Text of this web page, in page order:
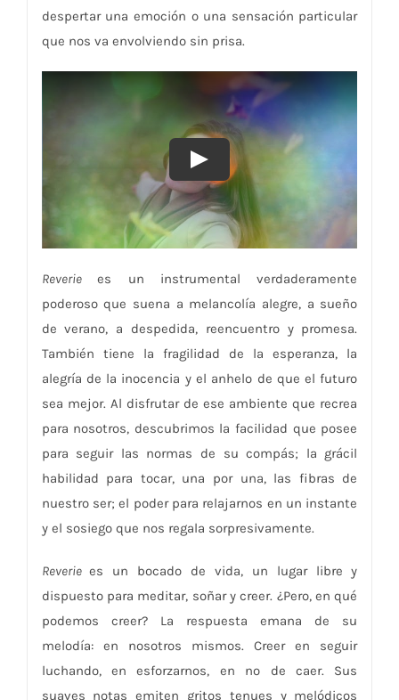
despertar una emoción o una sensación particular
que nos va envolviendo sin prisa.
Reveriees un instrumental verdaderamente
poderoso que suena a melancolía alegre, a sueño
de verano, a despedida, reencuentro y promesa.
También tiene la fragilidad de la esperanza, la
alegría de la inocencia y el anhelo de que el futuro
sea mejor. Al disfrutar de ese ambiente que recrea
para nosotros, descubrimos la facilidad que posee
para seguir las normas de su compás; la grácil
habilidad para tocar, una por una, las fibras de
nuestro ser; el poder para relajarnos en un instante
y el sosiego que nos regala sorpresivamente.
Reveriees un bocado de vida, un lugar libre y
dispuesto para meditar, soñar y creer. ¿Pero, en qué
podemos creer? La respuesta emana de su
melodía: en nosotros mismos. Creer en seguir
luchando, en esforzarnos, en no de caer. Sus
suaves notas emiten gritos tenues y melódicos